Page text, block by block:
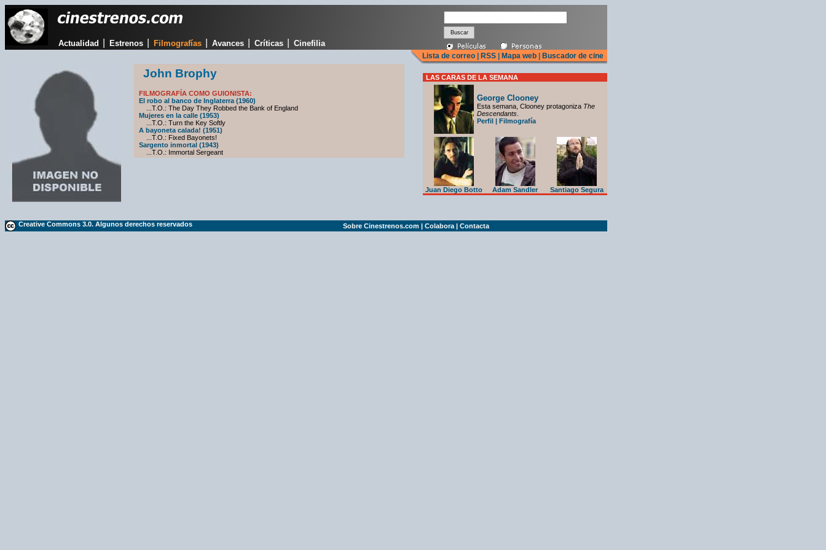
Actualidad Estrenos Filmografías Avances Críticas Cinefilia
Lista de correo RSS Mapa web Buscador de cine
John Brophy
FILMOGRAFÍA COMO GUIONISTA:
El robo al banco de Inglaterra (1960)
...T.O.: The Day They Robbed the Bank of England
Mujeres en la calle (1953)
...T.O.: Turn the Key Softly
A bayoneta calada! (1951)
...T.O.: Fixed Bayonets!
Sargento inmortal (1943)
...T.O.: Immortal Sergeant
LAS CARAS DE LA SEMANA
George Clooney
Esta semana, Clooney protagoniza The
Descendants
Perfil | Filmografía
Juan Diego Botto Adam Sandler Santiago Segura
Creative Commons 3.0. Algunos derechos reservados Sobre Cinestrenos.com | Colabora | Contacta